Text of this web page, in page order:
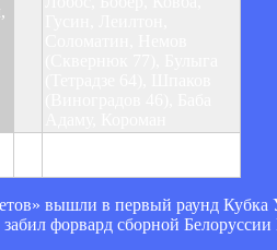
вышли в первый раунд
забил форвард сборной